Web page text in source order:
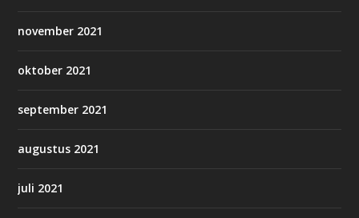
november 2021
oktober 2021
september 2021
augustus 2021
juli 2021